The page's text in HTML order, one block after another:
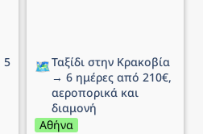
5
🗺️Ταξίδι στην Κρακοβία
→ 6 ημέρες από 210€,
αεροπορικά και
διαμονή
Αθήνα